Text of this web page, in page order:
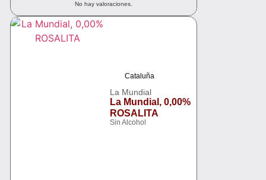
No hay valoraciones.
Cataluña
La Mundial
La Mundial, 0,00%
ROSALITA
Sin Alcohol